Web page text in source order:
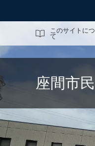
このサイトに
て
座間市